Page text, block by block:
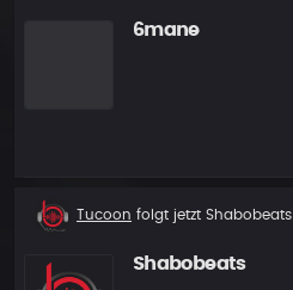
6mane
Neuer
Tucoon folgt jetzt Shabobeats
Shabobeats